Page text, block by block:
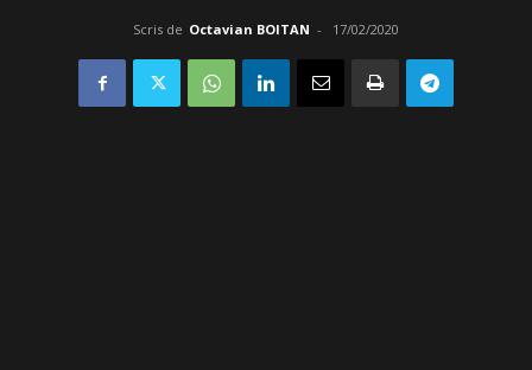
Scris de Octavian BOITAN - 17/02/2020